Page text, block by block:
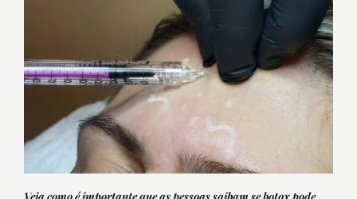
Veja como é importante que as pessoas saibam se botox pode